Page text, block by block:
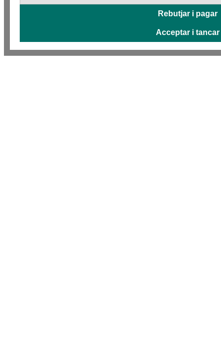
Rebutjar i pagar
Acceptar i tancar